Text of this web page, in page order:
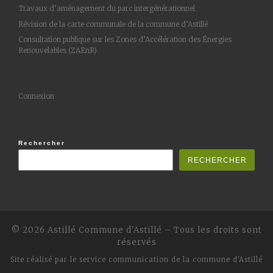
Travaux d’aménagement du parc intergénérationnel
Révision de la carte communale de la commune d’Astillé
Consultation publique sur les Zones d’Accélération des Énergies
Renouvelables (ZAEnR)
Connexion
Rechercher
RECHERCHER
© 2026 Astillé Commune d'Astillé – Tous les droits sont
réservés
Site réalisé par le service communication de la commune d'Astillé